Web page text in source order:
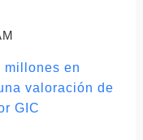
millones en
valoración de
GIC